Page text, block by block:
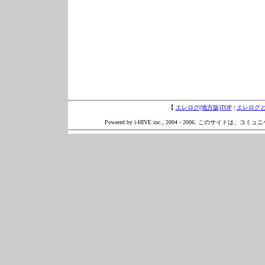
【 エレログ(地方版)TOP | エレログ
Powered by i-HIVE inc., 2004 - 2006. このサイトは、コミュ